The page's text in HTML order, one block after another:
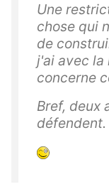
Une
chose qui
de
j'ai avec la
concerne
Bref, deux
défendent.